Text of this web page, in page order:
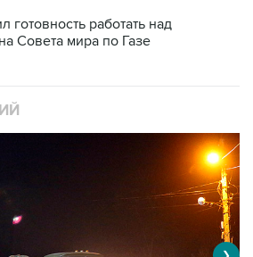
работать над
Совета мира по Газе